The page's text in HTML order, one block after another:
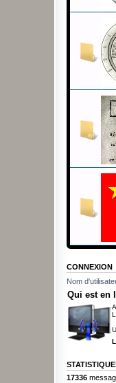
CONNEXION
Nom
Qui est en
17336